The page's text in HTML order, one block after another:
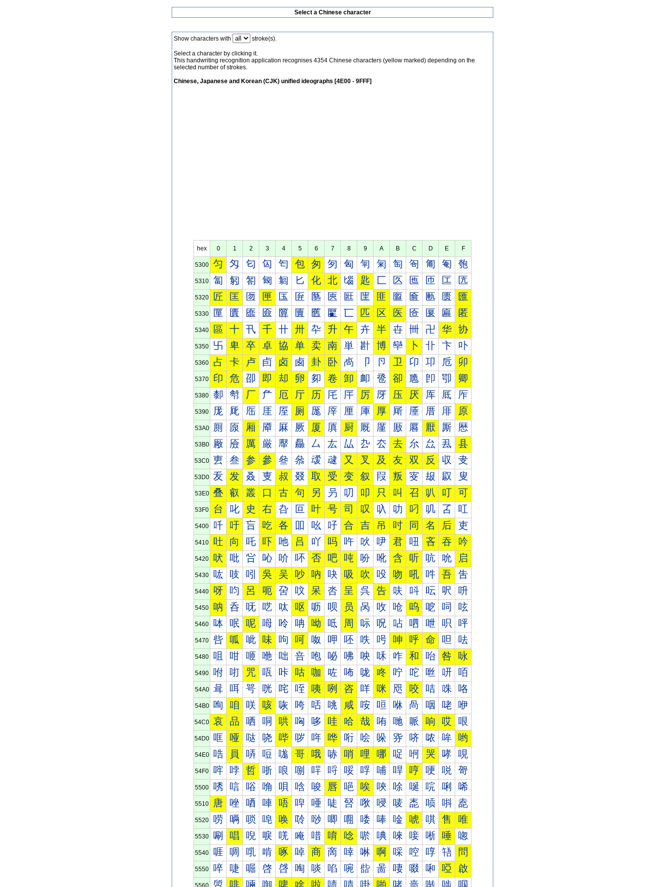
Select a Chinese character
Show characters with stroke(s).
Select a character by clicking it.
This handwriting recognition application recognises 4354 Chinese characters (yellow marked) depending on the
selected number of strokes.
Chinese, Japanese and Korean (CJK) unified ideographs [4E00 - 9FFF]
hex 0 1 2 3 4 5 6 7 8 9 A B C D E F
5300 匀 匁 匂 匃 匄 包 匆 匇 匈 匉 匊 匋 匌 匍 匎 匏
5310 匐 匑 匒 匓 匔 匕 化 北 匘 匙 匚 匛 匜 匝 匞 匟
5320 匠 匡 匢 匣 匤 匥 匦 匧 匨 匩 匪 匫 匬 匭 匮 匯
5330 匰 匱 匲 匳 匴 匵 匶 匷 匸 匹 区 医 匼 匽 匾 匿
5340 區 十 卂 千 卄 卅 卆 升 午 卉 半 卋 卌 卍 华 协
5350 卐 卑 卒 卓 協 单 卖 南 単 卙 博 卛 卜 卝 卞 卟
5360 占 卡 卢 卣 卤 卥 卦 卧 卨 卩 卪 卫 卬 卭 卮 卯
5370 印 危 卲 即 却 卵 卶 卷 卸 卹 卺 卻 卼 卽 卾 卿
5380 厀 厁 厂 厃 厄 厅 历 厇 厈 厉 厊 压 厌 厍 厎 厏
5390 厐 厑 厒 厓 厔 厕 厖 厗 厘 厙 厚 厛 厜 厝 厞 原
53A0 厠 厡 厢 厣 厤 厥 厦 厧 厨 厩 厪 厫 厬 厭 厮 厯
53B0 厰 厱 厲 厳 厴 厵 厶 厷 厸 厹 厺 去 厼 厽 厾 县
53C0 叀 叁 参 參 叄 叅 叆 叇 又 叉 及 友 双 反 収 叏
53D0 叐 发 叒 叓 叔 叕 取 受 变 叙 叚 叛 叜 叝 叞 叟
53E0 叠 叡 叢 口 古 句 另 叧 叨 叩 只 叫 召 叭 叮 可
53F0 台 叱 史 右 叴 叵 叶 号 司 叹 叺 叻 叼 叽 叾 叿
5400 吀 吁 吂 吃 各 吅 吆 吇 合 吉 吊 吋 同 名 后 吏
5410 吐 向 吒 吓 吔 吕 吖 吗 吘 吙 吚 君 吜 吝 吞 吟
5420 吠 吡 吢 吣 吤 吥 否 吧 吨 吩 吪 含 听 吭 吮 启
5430 吰 吱 吲 吳 吴 吵 吶 吷 吸 吹 吺 吻 吼 吽 吾 吿
5440 呀 呁 呂 呃 呄 呅 呆 呇 呈 呉 告 呋 呌 呍 呎 呏
5450 呐 呑 呒 呓 呔 呕 呖 呗 员 呙 呚 呛 呜 呝 呞 呟
5460 呠 呡 呢 呣 呤 呥 呦 呧 周 呩 呪 呫 呬 呭 呮 呯
5470 呰 呱 呲 味 呴 呵 呶 呷 呸 呹 呺 呻 呼 命 呾 呿
5480 咀 咁 咂 咃 咄 咅 咆 咇 咈 咉 咊 咋 和 咍 咎 咏
5490 咐 咑 咒 咓 咔 咕 咖 咗 咘 咙 咚 咛 咜 咝 咞 咟
54A0 咠 咡 咢 咣 咤 咥 咦 咧 咨 咩 咪 咫 咬 咭 咮 咯
54B0 咰 咱 咲 咳 咴 咵 咶 咷 咸 咹 咺 咻 咼 咽 咾 咿
54C0 哀 品 哂 哃 哄 哅 哆 哇 哈 哉 哊 哋 哌 响 哎 哏
54D0 哐 哑 哒 哓 哔 哕 哖 哗 哘 哙 哚 哛 哜 哝 哞 哟
54E0 哠 員 哢 哣 哤 哥 哦 哧 哨 哩 哪 哫 哬 哭 哮 哯
54F0 哰 哱 哲 哳 哴 哵 哶 哷 哸 哹 哺 哻 哼 哽 哾 哿
5500 唀 唁 唂 唃 唄 唅 唆 唇 唈 唉 唊 唋 唌 唍 唎 唏
5510 唐 唑 唒 唓 唔 唕 唖 唗 唘 唙 唚 唛 唜 唝 唞 唟
5520 唠 唡 唢 唣 唤 唥 唦 唧 唨 唩 唪 唫 唬 唭 售 唯
5530 唰 唱 唲 唳 唴 唵 唶 唷 唸 唹 唺 唻 唼 唽 唾 唿
5540 啀 啁 啂 啃 啄 啅 商 啇 啈 啉 啊 啋 啌 啍 啎 問
5550 啐 啑 啒 啓 啔 啕 啖 啗 啘 啙 啚 啛 啜 啝 啞 啟
5560 啠 啡 啢 啣 啤 啥 啦 啧 啨 啩 啪 啫 啬 啭 啮 啯